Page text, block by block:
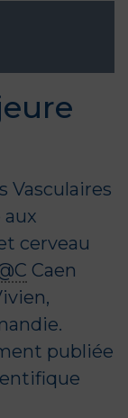
Vasculaires
aux
cerveau
Caen
,
publiée